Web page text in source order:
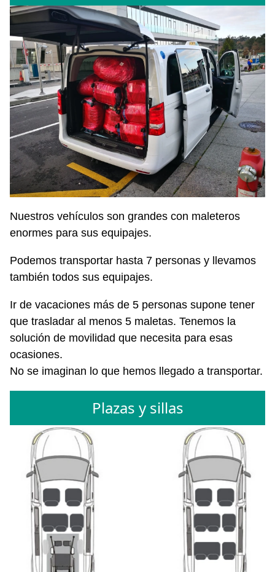
Nuestros vehículos son grandes con maleteros
enormes para sus equipajes.
Podemos transportar hasta 7 personas y llevamos
también todos sus equipajes.
Ir de vacaciones más de 5 personas supone tener
que trasladar al menos 5 maletas. Tenemos la
solución de movilidad que necesita para esas
ocasiones.
No se imaginan lo que hemos llegado a transportar.
Plazas y sillas